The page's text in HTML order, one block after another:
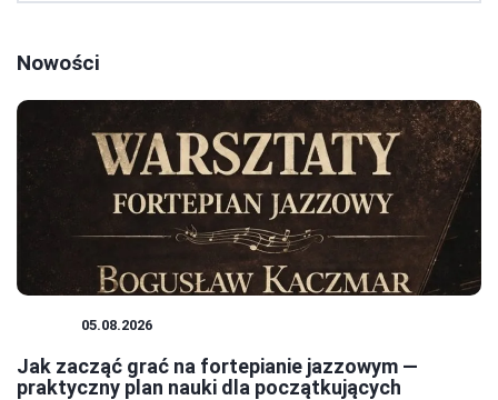
Nowości
05.08.2026
Jak zacząć grać na fortepianie jazzowym —
praktyczny plan nauki dla początkujących